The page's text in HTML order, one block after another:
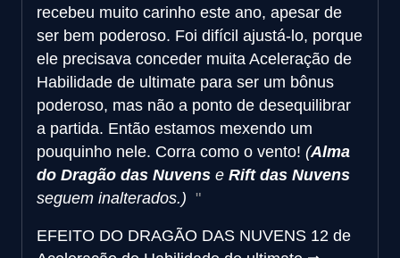
recebeu muito carinho este ano, apesar de
ser bem poderoso. Foi difícil ajustá-lo, porque
ele precisava conceder muita Aceleração de
Habilidade de ultimate para ser um bônus
poderoso, mas não a ponto de desequilibrar
a partida. Então estamos mexendo um
pouquinho nele. Corra como o vento! (Alma
do Dragão das Nuvens e Rift das Nuvens
seguem inalterados.)
EFEITO DO DRAGÃO DAS NUVENS 12 de